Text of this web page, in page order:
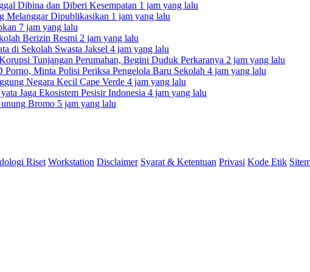
Dibina dan Diberi Kesempatan 1 jam yang lalu
Melanggar Dipublikasikan 1 jam yang lalu
7 jam yang lalu
Berizin Resmi 2 jam yang lalu
di Sekolah Swasta Jaksel 4 jam yang lalu
Tunjangan Perumahan, Begini Duduk Perkaranya 2 jam yang lalu
Minta Polisi Periksa Pengelola Baru Sekolah 4 jam yang lalu
Negara Kecil Cape Verde 4 jam yang lalu
Jaga Ekosistem Pesisir Indonesia 4 jam yang lalu
Bromo 5 jam yang lalu
Riset Workstation Disclaimer Syarat & Ketentuan Privasi Kode Etik